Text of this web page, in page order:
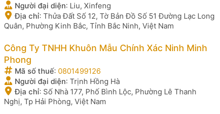
Người đại diện: Liu, Xinfeng
Địa chỉ: Thửa Đất Số 12, Tờ Bản Đồ Số 51 Đường Lạc Long
Quân, Phường Kinh Bắc, Tỉnh Bắc Ninh, Việt Nam
Công Ty TNHH Khuôn Mẫu Chính Xác Ninh Minh
Phong
Mã số thuế: 0801499126
Người đại diện: Trịnh Hồng Hà
Địa chỉ: Số Nhà 177, Phố Bình Lộc, Phường Lê Thanh
Nghị, Tp Hải Phòng, Việt Nam